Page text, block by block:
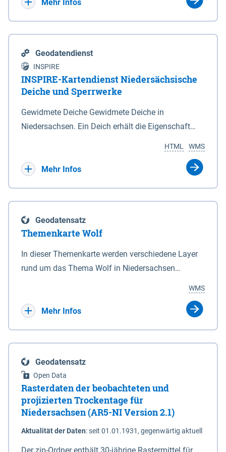
Mehr Infos
Geodatendienst
INSPIRE
INSPIRE-Kartendienst Niedersächsische
Deiche und Sperrwerke
Gewidmete Deiche Gewidmete Deiche in
Niedersachsen. Ein Deich erhält die Eigenschaft
Deichbehörde durch Verordnung ausspricht. Für
enthalten. Sperrwerke Sperrwerke sind Bauwerke
mit Sperrvorrichtungen in Tidegewässern, die dem
Schutz eines Gebietes vor erhöhten Tiden, vor allem
vor Sturmfluten, zu dienen bestimmt sind (§2 Abs.3
Eigenschaft eines Sperrwerkes durch Widmung, die
die Deichbehörde durch Verordnung ausspricht.
WMS
HTML
Mehr Infos
Geodatensatz
Themenkarte Wolf
In dieser Themenkarte werden verschiedene Layer
rund um das Thema Wolf in Niedersachsen
sowie Status der bestehenden Wolfsterritorien im
laufenden Monitoringjahr.
WMS
Mehr Infos
Geodatensatz
Open Data
Rasterdaten der beobachteten und
projizierten Trockentage für
Niedersachsen (AR5-NI Version 2.1)
Aktualität der Daten:seit 01.01.1931, gegenwärtig aktuell